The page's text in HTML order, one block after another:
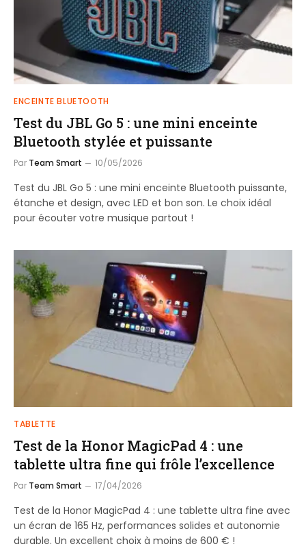
ENCEINTE BLUETOOTH
Test du JBL Go 5 : une mini enceinte
Bluetooth stylée et puissante
Par Team Smart 10/05/2026
Test du JBL Go 5 : une mini enceinte Bluetooth puissante,
étanche et design, avec LED et bon son. Le choix idéal
pour écouter votre musique partout !
TABLETTE
Test de la Honor MagicPad 4 : une
tablette ultra fine qui frôle l’excellence
Par Team Smart 17/04/2026
Test de la Honor MagicPad 4 : une tablette ultra fine avec
un écran de 165 Hz, performances solides et autonomie
durable. Un excellent choix à moins de 600 € !